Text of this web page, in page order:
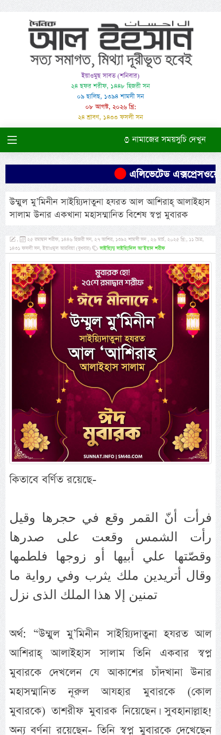
ইয়াওমুছ সাবত (শনিবার)
২৪ ছফর শরীফ, ১৪৪৮ হিজরী সন
০৯ ছালিছ, ১৩৯৪ শামসী সন
০৮ আগস্ট, ২০২৬ খ্রি:
২৪ শ্রাবণ, ১৪৩৩ ফসলী সন
নামাজের সময়সুচি দেখুন
এলিভেটেড
উম্মুল মু’মিনীন সাইয়্যিদাতুনা হযরত আল আশিরাহ্ আলাইহাস
সালাম উনার একখানা মহাসম্মানিত বিশেষ স্বপ্ন মুবারক
,
২৫ রমাদ্বান শরীফ, ১৪৪৬ হিজরী সন, ২৭ আশির, ১৩৯২ শামসী সন , ২৬ মার্চ, ২০২৫ খ্রি:, ১১ চৈত্র,
১৪৩১ ফসলী সন, ইয়াওমুল আরবিয়া (বুধবার)
সাইয়্যিদু সাইয়্যিদিল আ’ইয়াদ শরীফ
কিতাবে বর্ণিত রয়েছে-
فرأت أنّ القمر وقع في حجرها وقيل
رأت الشمس وقعت على صدرها
وقصّتها علي أبيها أو زوجها فلطمها
وقال أتريدين ملك يثرب وفي رواية ما
تمنين إلا هذا الملك الذى نزل
অর্থ: “উম্মুল মু’মিনীন সাইয়্যিদাতুনা হযরত আল
আশিরাহ্ আলাইহাস সালাম তিনি একবার স্বপ্ন
মুবারকে দেখলেন যে আকাশের চাঁদখানা উনার
মহাসম্মানিত নূরুল আযহার মুবারকে (কোল
মুবারকে) তাশরীফ মুবারক নিয়েছেন। সুবহানাল্লাহ!
অন্য বর্ণনা রয়েছেন- তিনি স্বপ্ন মুবারকে দেখেছেন